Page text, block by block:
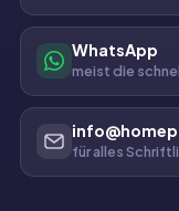
WhatsApp
meist die
für alles